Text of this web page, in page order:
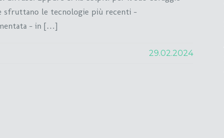
le tecnologie più recenti –
– in […]
29.02.2024